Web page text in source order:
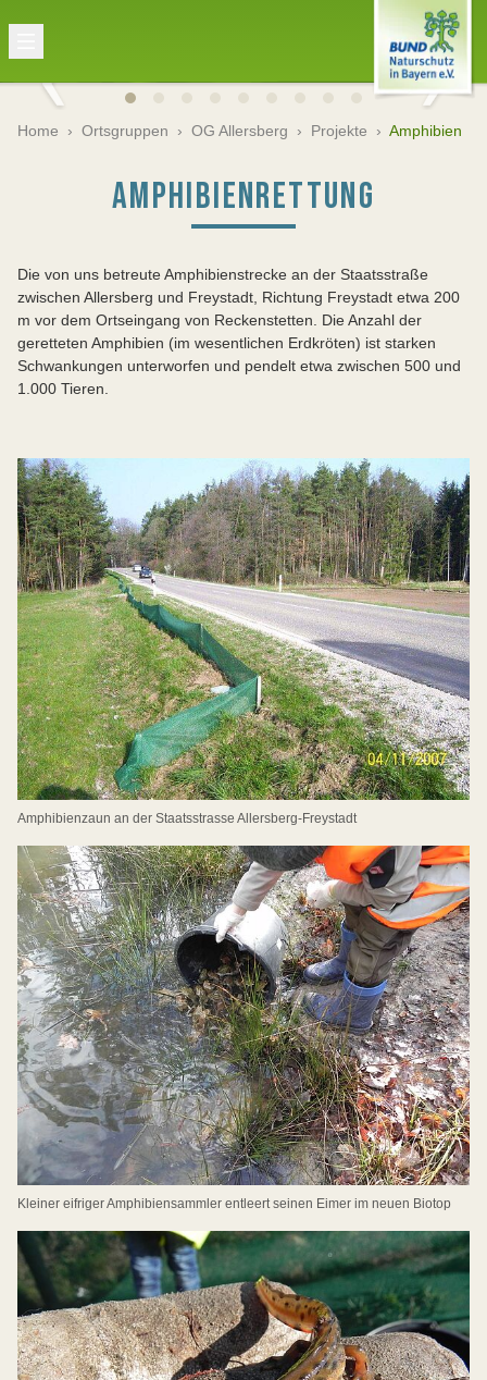
Home › Ortsgruppen › OG Allersberg › Projekte › Amphibien
AMPHIBIENRETTUNG
Die von uns betreute Amphibienstrecke an der Staatsstraße
zwischen Allersberg und Freystadt, Richtung Freystadt etwa 200
m vor dem Ortseingang von Reckenstetten. Die Anzahl der
geretteten Amphibien (im wesentlichen Erdkröten) ist starken
Schwankungen unterworfen und pendelt etwa zwischen 500 und
1.000 Tieren.
Amphibienzaun an der Staatsstrasse Allersberg-Freystadt
Kleiner eifriger Amphibiensammler entleert seinen Eimer im neuen Biotop